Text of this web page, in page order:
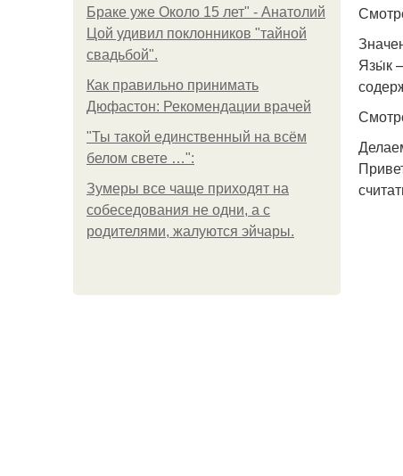
Браке уже Около 15 лет" - Анатолий
Цой удивил поклонников "тайной
свадьбой".
Как правильно принимать
Дюфастон: Рекомендации врачей
"Ты такой единственный на всём
белом свете …":
Зумеры все чаще приходят на
собеседования не одни, а с
родителями, жалуются эйчары.
Язы́к